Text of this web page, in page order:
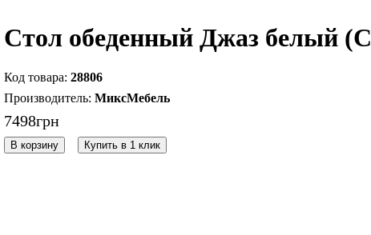
Cтол обеденный Джаз белый
28806
МиксМебель
7498грн
В корзину Купить в 1 клик